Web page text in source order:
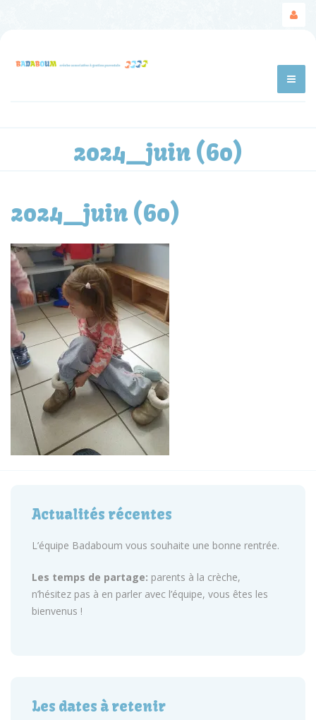
2024_juin (60)
2024_juin (60)
Actualités récentes
L’équipe Badaboum vous souhaite une bonne rentrée.
Les temps de partage: parents à la crèche,
n’hésitez pas à en parler avec l’équipe, vous êtes les
bienvenus !
Les dates à retenir